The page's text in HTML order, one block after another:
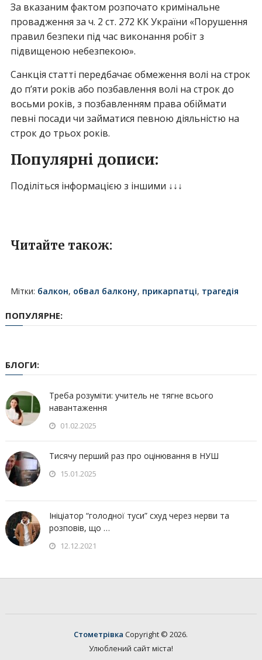
За вказаним фактом розпочато кримінальне
провадження за ч. 2 ст. 272 КК України «Порушення
правил безпеки під час виконання робіт з
підвищеною небезпекою».
Санкція статті передбачає обмеження волі на строк
до п’яти років або позбавлення волі на строк до
восьми років, з позбавленням права обіймати
певні посади чи займатися певною діяльністю на
строк до трьох років.
Популярні дописи:
Поділіться інформацією з іншими ↓↓↓
Читайте також:
Мітки: балкон, обвал балкону, прикарпатці, трагедія
ПОПУЛЯРНЕ:
БЛОГИ:
Треба розуміти: учитель не тягне всього
навантаження
01.02.2025
Тисячу перший раз про оцінювання в НУШ
15.01.2025
Ініціатор “голодної туси” схуд через нерви та
розповів, що …
12.12.2021
Стометрівка Copyright © 2026.
Улюблений сайт міста!